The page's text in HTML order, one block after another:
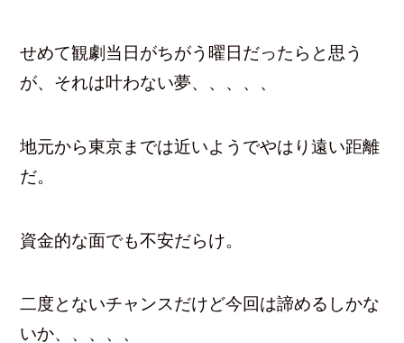
せめて観劇当日がちがう曜日だったらと思う
が、それは叶わない夢、、、、、
地元から東京までは近いようでやはり遠い距離
だ。
資金的な面でも不安だらけ。
二度とないチャンスだけど今回は諦めるしかな
いか、、、、、